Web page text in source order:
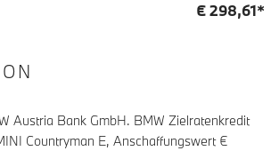
€298,61*
Austria Bank GmbH. BMW Zielratenkredit
Countryman E, Anschaffungswert €